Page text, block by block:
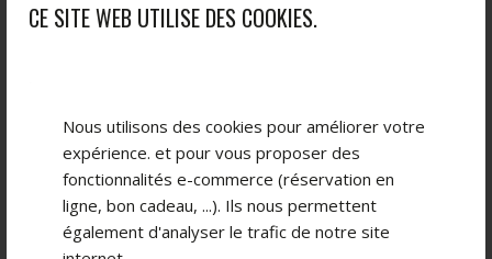
CE SITE WEB UTILISE DES COOKIES.
Nous utilisons des cookies pour améliorer votre
expérience. et pour vous proposer des
fonctionnalités e-commerce (réservation en
ligne, bon cadeau, ...). Ils nous permettent
également d'analyser le trafic de notre site
et c’est chose faîte, on attend plus que vous !